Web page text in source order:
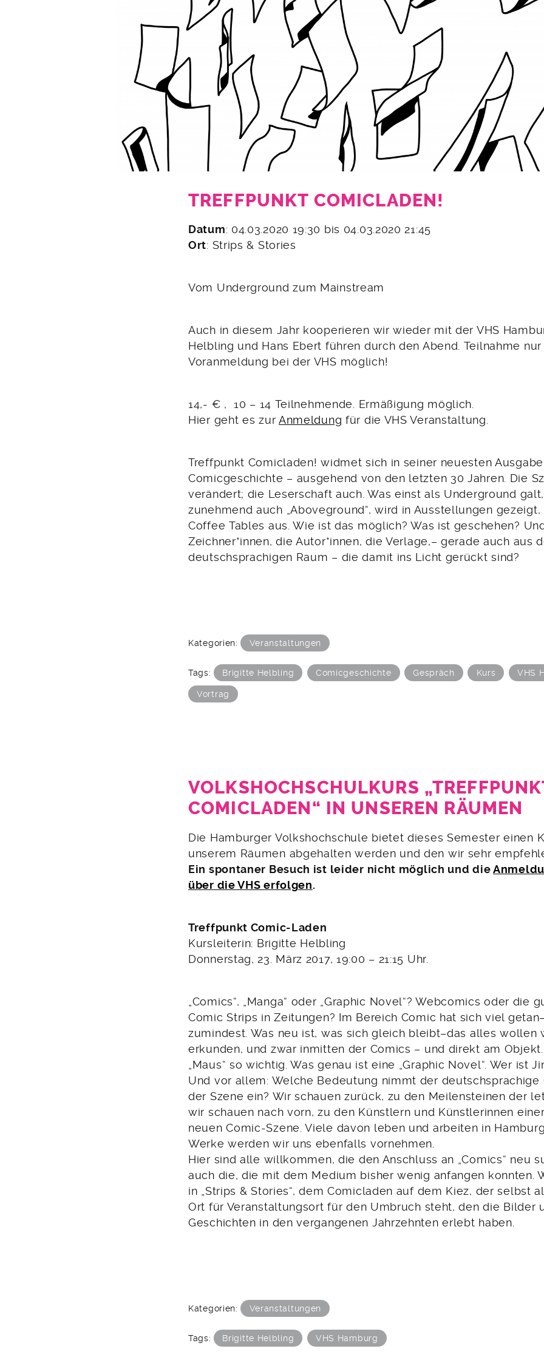
TREFFPUNKT COMICLADEN!
Datum: 04.03.2020 19:30 bis 04.03.2020 21:45
Ort: Strips & Stories
Vom Underground zum Mainstream
Auch in diesem Jahr kooperieren wir wieder mit der VHS
Helbling und Hans Ebert führen durch den Abend. Teilnahme nur
Voranmeldung bei der VHS möglich!
14,- € , 10 – 14 Teilnehmende. Ermäßigung möglich.
Hier geht es zur Anmeldung für die VHS Veranstaltung.
Treffpunkt Comicladen! widmet sich in seiner neuesten
Comicgeschichte – ausgehend von den letzten 30 Jahren. Die
verändert; die Leserschaft auch. Was einst als Underground
zunehmend auch „Aboveground“, wird in Ausstellungen
Coffee Tables aus. Wie ist das möglich? Was ist geschehen?
Zeichner*innen, die Autor*innen, die Verlage,– gerade auch aus
deutschsprachigen Raum – die damit ins Licht gerückt sind?
Kategorien: Veranstaltungen
Tags: Brigitte Helbling Comicgeschichte Gespräch Kurs VHS
Vortrag
VOLKSHOCHSCHULKURS
COMICLADEN“ IN UNSEREN RÄUMEN
Die Hamburger Volkshochschule bietet dieses Semester einen
unserem Räumen abgehalten werden und den wir sehr
Ein spontaner Besuch ist leider nicht möglich und die
über die VHS erfolgen.
Treffpunkt Comic-Laden
Kursleiterin: Brigitte Helbling
Donnerstag, 23. März 2017, 19:00 – 21:15 Uhr.
„Comics“, „Manga“ oder „Graphic Novel“? Webcomics oder die
Comic Strips in Zeitungen? Im Bereich Comic hat sich viel
zumindest. Was neu ist, was sich gleich bleibt–das alles wollen
erkunden, und zwar inmitten der Comics – und direkt am
„Maus“ so wichtig. Was genau ist eine „Graphic Novel“. Wer ist
Und vor allem: Welche Bedeutung nimmt der deutschsprachige
der Szene ein? Wir schauen zurück, zu den Meilensteinen der
wir schauen nach vorn, zu den Künstlern und Künstlerinnen
neuen Comic-Szene. Viele davon leben und arbeiten in
Werke werden wir uns ebenfalls vornehmen.
Hier sind alle willkommen, die den Anschluss an „Comics“ neu
auch die, die mit dem Medium bisher wenig anfangen konnten.
in „Strips & Stories“, dem Comicladen auf dem Kiez, der selbst
Ort für Veranstaltungsort für den Umbruch steht, den die Bilder
Geschichten in den vergangenen Jahrzehnten erlebt haben.
Kategorien: Veranstaltungen
Tags: Brigitte Helbling VHS Hamburg